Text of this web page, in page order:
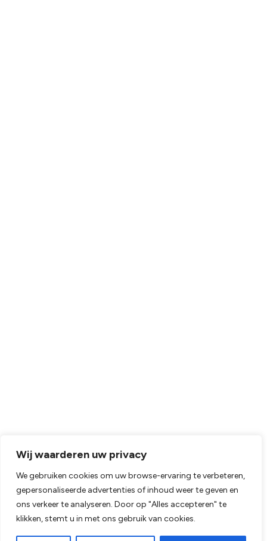
Wij waarderen uw privacy
We gebruiken cookies om uw browse-ervaring te verbeteren,
gepersonaliseerde advertenties of inhoud weer te geven en
ons verkeer te analyseren. Door op "Alles accepteren" te
klikken, stemt u in met ons gebruik van cookies.